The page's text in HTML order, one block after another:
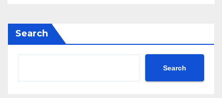
Search
Search